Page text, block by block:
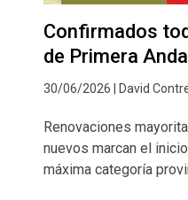
Confirmados
de Primera
30/06/2026 | David
Renovaciones
nuevos marcan el
máxima categoría